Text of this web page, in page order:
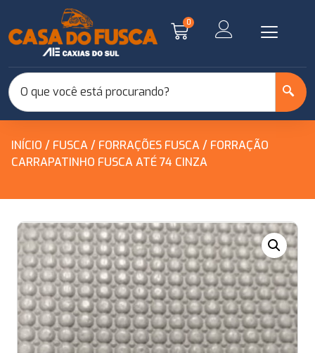
0
INÍCIO / FUSCA/ FORRAÇÕES FUSCA/ FORRAÇÃO
CARRAPATINHO FUSCA ATÉ 74 CINZA